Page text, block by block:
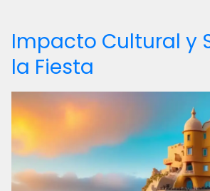
Impacto Cultural y
la Fiesta